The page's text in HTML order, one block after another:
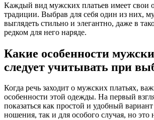
Каждый вид мужских платьев имеет свои
традиции. Выбрав для себя один из них,
выглядеть стильно и элегантно, даже в
редком для него наряде.
Какие особенности
следует учитывать при
Когда речь заходит о мужских платьях,
особенности этой одежды. На первый
показаться как простой и удобный
ношения, так и для особого случая, но это